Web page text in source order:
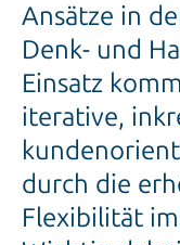
Ansätze in
Denk- und
Einsatz
iterative,
durch die
Flexibilität